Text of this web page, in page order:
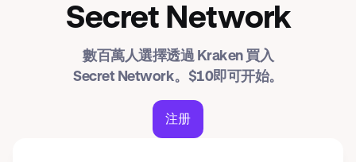
Secret Network
數百萬人選擇透過 Kraken 買入
Secret Network。$10即可开始。
注册